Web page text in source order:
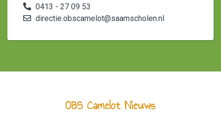
0413 - 27 09 53
directie.obscamelot@saamscholen.nl
OBS Camelot Nieuws